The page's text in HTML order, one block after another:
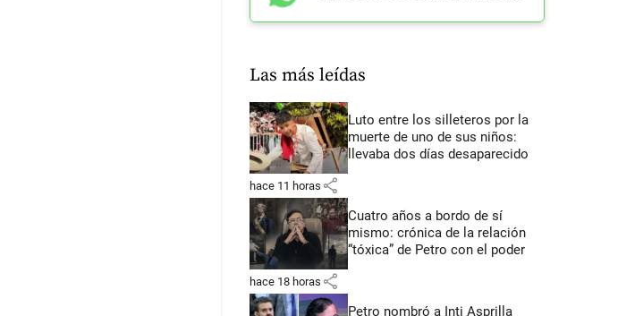
Las más leídas
Luto entre los silleteros por la
muerte de uno de sus niños:
llevaba dos días desaparecido
hace 11 horas share
Cuatro años a bordo de sí
mismo: crónica de la relación
“tóxica” de Petro con el poder
hace 18 horas share
Petro nombró a Inti Asprilla